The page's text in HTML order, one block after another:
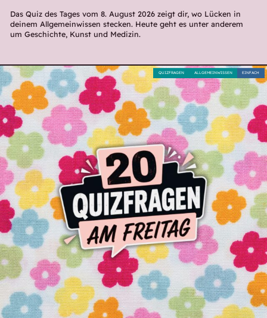
Das Quiz des Tages vom 8. August 2026 zeigt dir, wo Lücken in
deinem Allgemeinwissen stecken. Heute geht es unter anderem
um Geschichte, Kunst und Medizin.
EINFACH
ALLGEMEINWISSEN
QUIZFRAGEN